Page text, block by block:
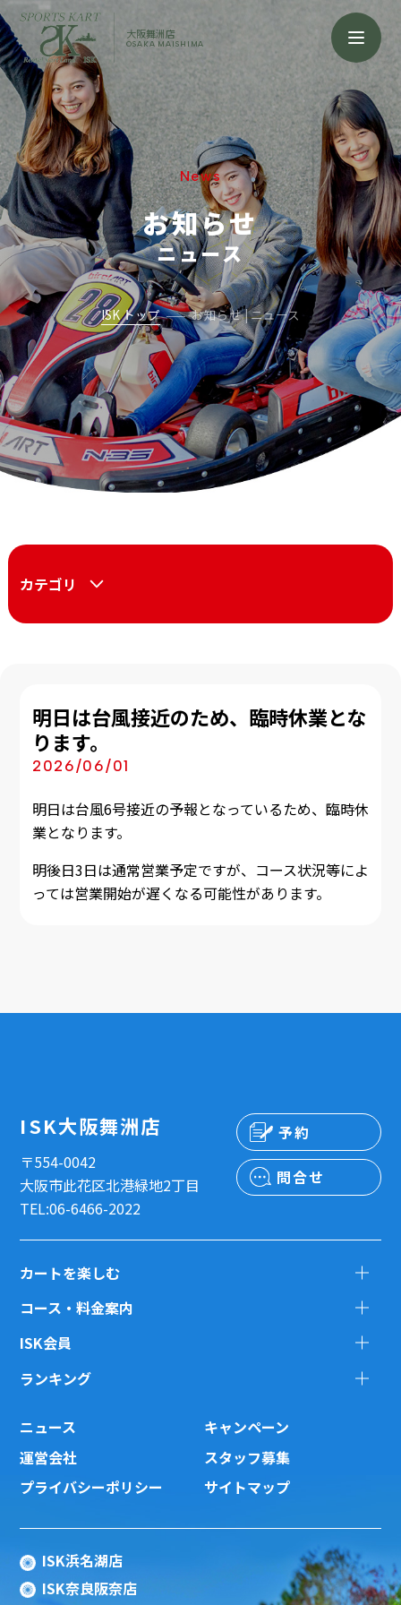
大阪舞洲店
OSAKA MAISHIMA
News
お知らせ
ニュース
ISK トップ お知らせ | ニュース
カテゴリ
明日は台風接近のため、臨時休業とな
ります。
2026/06/01
明日は台風6号接近の予報となっているため、臨時休
業となります。
明後日3日は通常営業予定ですが、コース状況等によ
っては営業開始が遅くなる可能性があります。
ISK大阪舞洲店
〒554-0042
大阪市此花区北港緑地2丁目
TEL:06-6466-2022
予約
問合せ
カートを楽しむ
コース・料金案内
ISK会員
ランキング
ニュース
キャンペーン
運営会社
スタッフ募集
プライバシーポリシー
サイトマップ
ISK浜名湖店
ISK奈良阪奈店